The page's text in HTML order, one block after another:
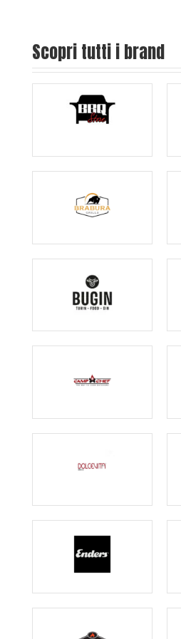
Scopri tutti i brand